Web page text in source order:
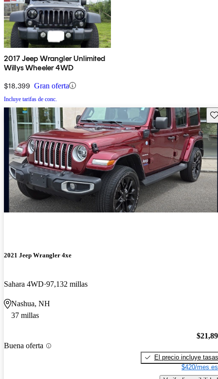
2017 Jeep Wrangler Unlimited
Willys Wheeler 4WD
$18,399 Gran oferta
Incluye tarifas de conc.
2021 Jeep Wrangler 4xe
Sahara 4WD 97,132 millas
Nashua, NH
37 millas
Buena oferta
El precio incluye tasas
$420/mes